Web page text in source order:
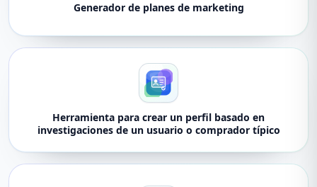
Generador de planes de marketing
Herramienta para crear un perfil basado en
investigaciones de un usuario o comprador típico